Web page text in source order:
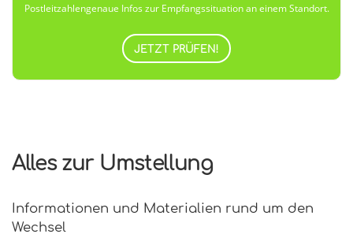
Postleitzahlengenaue Infos zur Empfangssituation an einem Standort.
JETZT PRÜFEN!
Alles zur Umstellung
Informationen und Materialien rund um den
Wechsel